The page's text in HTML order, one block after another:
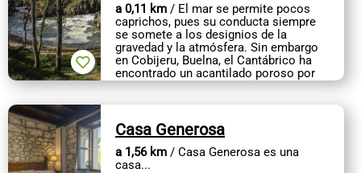
OFERTAS
CONTACTO
a 0,11 km / El mar se permite pocos
caprichos, pues su conducta siempre
se somete a los designios de la
gravedad y la atmósfera. Sin embargo
en Cobijeru, Buelna, el Cantábrico ha
encontrado un acantilado poroso por
el...
Casa Generosa
a 1,56 km / Casa Generosa es una
casa...